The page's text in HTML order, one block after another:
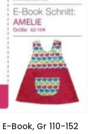
Book, Gr 110-152